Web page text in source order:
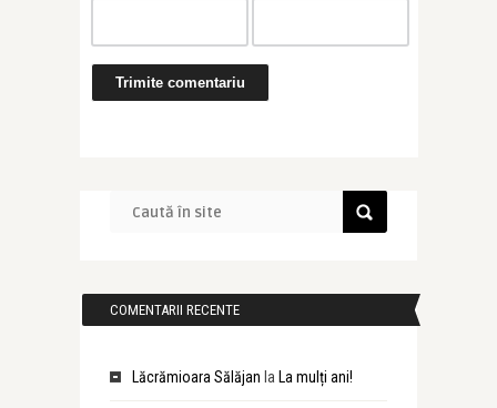
COMENTARII RECENTE
Lăcrămioara Sălăjan la La mulți ani!